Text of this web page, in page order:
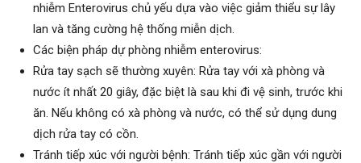
nhiễm Enterovirus chủ yếu dựa vào việc giảm thiểu sự lây
lan và tăng cường hệ thống miễn dịch.
Các biện pháp dự phòng nhiễm enterovirus:
Rửa tay sạch sẽ thường xuyên: Rửa tay với xà phòng và
nước ít nhất 20 giây, đặc biệt là sau khi đi vệ sinh, trước khi
ăn. Nếu không có xà phòng và nước, có thể sử dụng dung
dịch rửa tay có cồn.
Tránh tiếp xúc với người bệnh: Tránh tiếp xúc gần với người